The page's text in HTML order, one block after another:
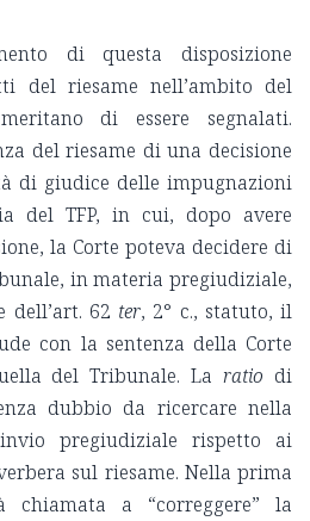
di questa disposizione
del riesame nell’ambito del
di essere segnalati.
del riesame di una decisione
di giudice delle impugnazioni
del TFP, in cui, dopo avere
la Corte poteva decidere di
in materia pregiudiziale,
dell’art. 62 ter, 2° c., statuto, il
con la sentenza della Corte
del Tribunale. Laratio di
dubbio da ricercare nella
pregiudiziale rispetto ai
sul riesame. Nella prima
chiamata a “correggere” la